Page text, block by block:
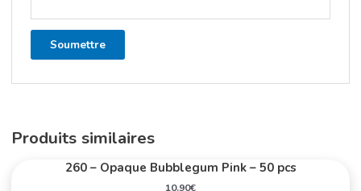
Produits similaires
260 – Opaque Bubblegum Pink – 50 pcs
10.90€